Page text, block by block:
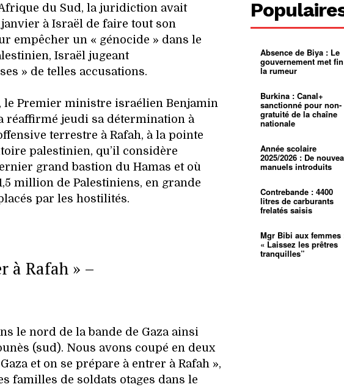
du Sud, la juridiction avait
à Israël de faire tout son
empêcher un « génocide » dans le
Israël jugeant
» de telles accusations.
le Premier ministre israélien Benjamin
réaffirmé jeudi sa détermination à
terrestre à Rafah, à la pointe
palestinien, qu’il considère
grand bastion du Hamas et où
million de Palestiniens, en grande
par les hostilités.
à Rafah » –
le nord de la bande de Gaza ainsi
(sud). Nous avons coupé en deux
et on se prépare à entrer à Rafah »,
familles de soldats otages dans le
400 000
pasteur
L’État
d’or
Croyance
spirituel
mentale
Pénurie
à
mettra-t-
01:12
Mouelle :
dernier
voyage
Absence de Biya : Le
gouvernement met
la rumeur
Burkina : Canal+
sanctionné pour non-
gratuité de la chaîne
nationale
Année scolaire
2025/2026 : De
manuels introduits
Contrebande : 4400
litres de carburants
frelatés saisis
Mgr Bibi aux femmes
« Laissez les prêtres
tranquilles”